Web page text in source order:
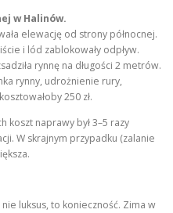
w Halinów.
elewację od strony północnej.
i lód zablokowały odpływ.
rynnę na długości 2 metrów.
rynny, udrożnienie rury,
250 zł.
koszt naprawy był 3–5 razy
W skrajnym przypadku (zalanie
luksus, to konieczność. Zima w